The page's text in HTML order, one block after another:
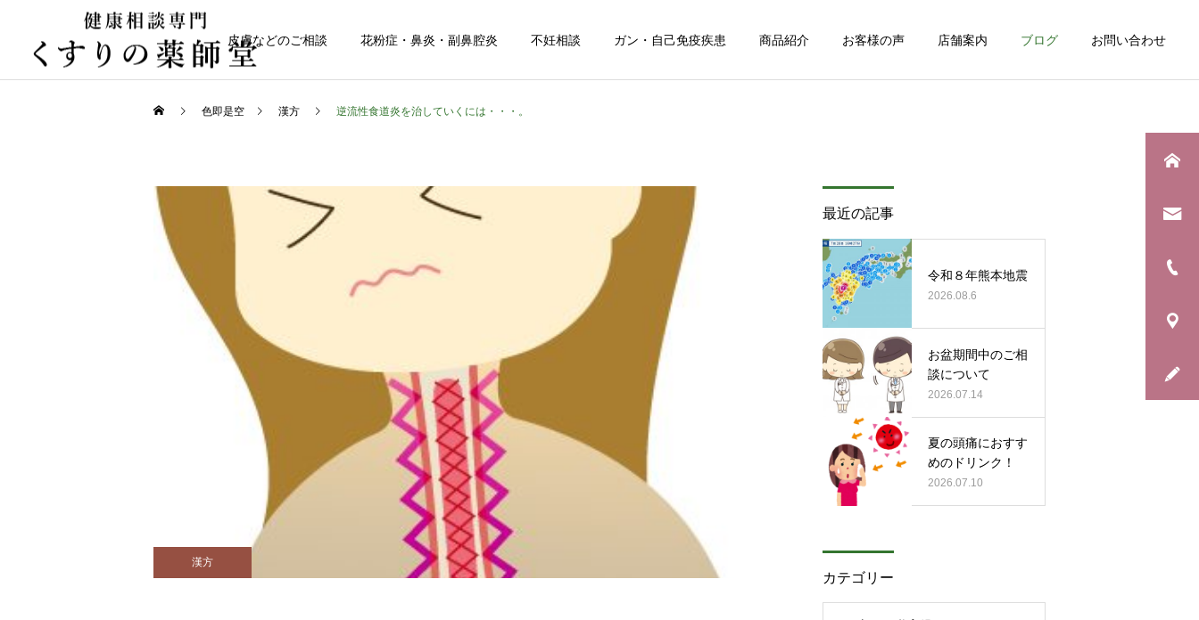
皮膚などのご相談 花粉症・鼻炎・副鼻腔炎 不妊相談 ガン・自己免疫疾患 商品紹介 お客様の声 店舗案内 ブログ お問い合わせ
日常のこと
お盆期間中のご相談につい
健康について
夏の頭痛におすすめのドリ
息子の野球生活が終わりま
した
年に一度の「銀河水キャン
色即是空 漢方 逆流性食道炎を治していくには・・・。
漢方
最近の記事
令和８年熊本地震
2026.08.6
お盆期間中のご相
談について
2026.07.14
夏の頭痛におすす
めのドリンク！
2026.07.10
カテゴリー